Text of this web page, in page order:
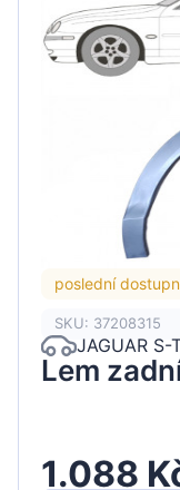
poslední
SKU: 37208315
JAGUAR S-
Lem
1.088